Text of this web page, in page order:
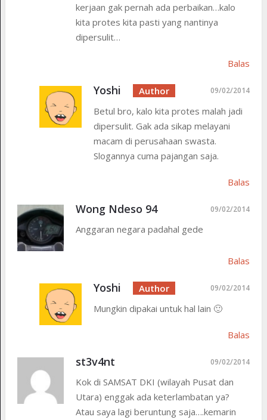
kerjaan gak pernah ada perbaikan…kalo
kita protes kita pasti yang nantinya
dipersulit…
Balas
Yoshi 09/02/2014
Betul bro, kalo kita protes malah jadi
dipersulit. Gak ada sikap melayani
macam di perusahaan swasta.
Slogannya cuma pajangan saja.
Balas
Wong Ndeso 94 09/02/2014
Anggaran negara padahal gede
Balas
Yoshi 09/02/2014
Mungkin dipakai untuk hal lain 🙂
Balas
st3v4nt 09/02/2014
Kok di SAMSAT DKI (wilayah Pusat dan
Utara) enggak ada keterlambatan ya?
Atau saya lagi beruntung saja….kemarin